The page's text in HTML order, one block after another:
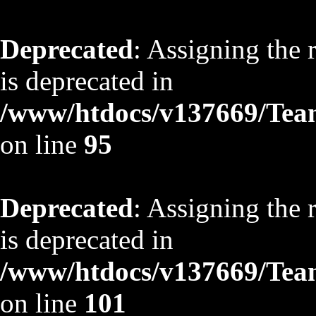
Deprecated: Assigning the
is deprecated in
/www/htdocs/v137669/
on line 95
Deprecated: Assigning the
is deprecated in
/www/htdocs/v137669/
on line 101